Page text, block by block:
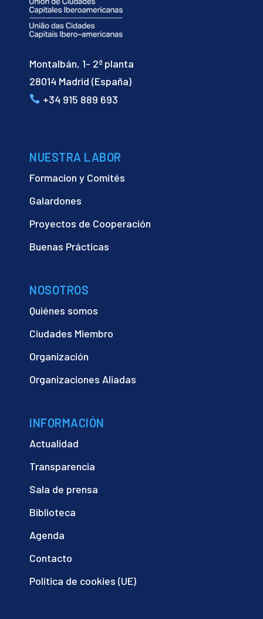
Montalbán, 1- 2ª planta
28014 Madrid (España)
+34 915 889 693
NUESTRA LABOR
Formacion y Comités
Galardones
Proyectos de Cooperación
Buenas Prácticas
NOSOTROS
Quiénes somos
Ciudades Miembro
Organización
Organizaciones Aliadas
INFORMACIÓN
Actualidad
Transparencia
Sala de prensa
Biblioteca
Agenda
Contacto
Política de cookies (UE)